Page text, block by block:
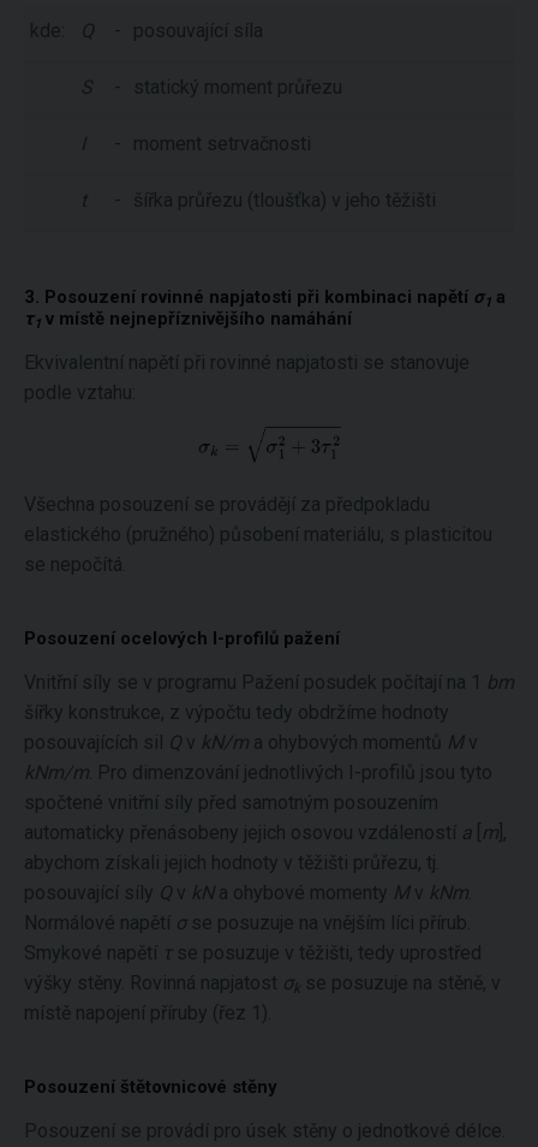
kde: Q - posouvající síla
S - statický moment průřezu
I - moment setrvačnosti
t - šířka průřezu (tloušťka) v jeho těžišti
3. Posouzení rovinné napjatosti při kombinaci napětí σ 1 a
τ 1 v místě nejnepříznivějšího namáhání
Ekvivalentní napětí při rovinné napjatosti se stanovuje
podle vztahu:
Všechna posouzení se provádějí za předpokladu
elastického (pružného) působení materiálu, s plasticitou
se nepočítá.
Posouzení ocelových I-profilů pažení
Vnitřní síly se v programu Pažení posudek počítají na 1 bm
šířky konstrukce, z výpočtu tedy obdržíme hodnoty
posouvajících sil Q v kN/m a ohybových momentů Mv
kNm/m . Pro dimenzování jednotlivých I-profilů jsou tyto
spočtené vnitřní síly před samotným posouzením
automaticky přenásobeny jejich osovou vzdáleností a m ],
abychom získali jejich hodnoty v těžišti průřezu, tj.
posouvající síly Q v kNa ohybové momenty Mv kNm
Normálové napětí σ se posuzuje na vnějším líci přírub.
Smykové napětí τ se posuzuje v těžišti, tedy uprostřed
výšky stěny. Rovinná napjatost σk se posuzuje na stěně, v
místě napojení příruby (řez 1).
Posouzení štětovnicové stěny
Posouzení se provádí pro úsek stěny o jednotkové délce.